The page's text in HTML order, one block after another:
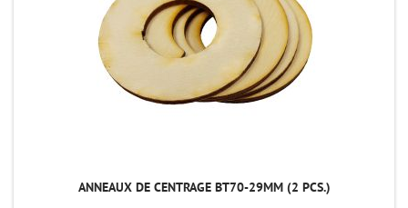
ANNEAUX DE CENTRAGE BT70-29MM (2 PCS.)